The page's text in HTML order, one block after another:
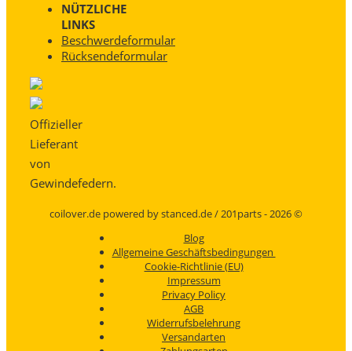
NÜTZLICHE
LINKS
Beschwerdeformular
Rücksendeformular
Offizieller
Lieferant
von
Gewindefedern.
coilover.de powered by stanced.de / 201parts - 2026 ©
Blog
Allgemeine Geschäftsbedingungen
Cookie-Richtlinie (EU)
Impressum
Privacy Policy
AGB
Widerrufsbelehrung
Versandarten